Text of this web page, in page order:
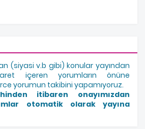
(siyasi v.b gibi) konular yayından
içeren yorumların önüne
yorumun takibini yapamıyoruz.
itibaren onayımızdan
otomatik olarak yayına